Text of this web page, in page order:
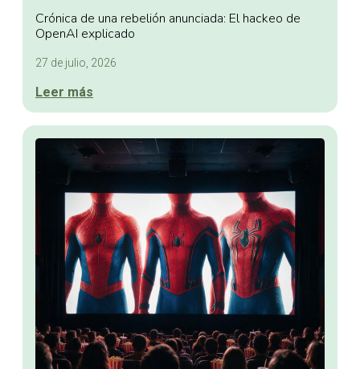
Crónica de una rebelión anunciada: El hackeo de
OpenAI explicado
27 de julio, 2026
Leer más